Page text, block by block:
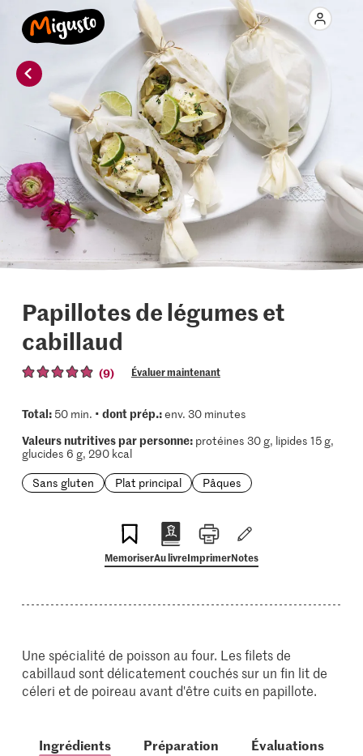
Papillotes de légumes et
cabillaud
(9) Évaluer maintenant
Total:50 min. • dont prép.:env. 30 minutes
Valeurs nutritives par personne:protéines 30 g, lipides 15 g,
glucides 6 g, 290 kcal
Sans gluten
Plat principal Pâques
MemoriserAu livreImprimerNotes
Une spécialité de poisson au four. Les filets de
cabillaud sont délicatement couchés sur un fin lit de
céleri et de poireau avant d'être cuits en papillote.
Ingrédients Préparation Évaluations